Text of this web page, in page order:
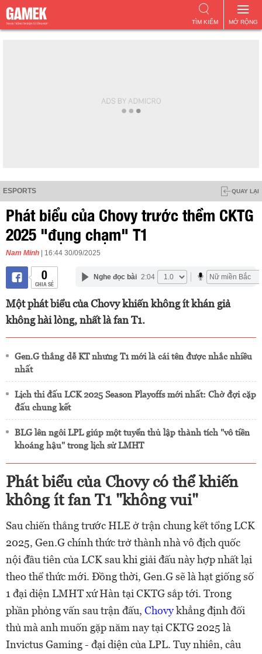
MỞ RỘNG
TÌM KIẾM
ESPORTS QUAY LẠI
Phát biểu của Chovy trước thềm CKTG
2025 "đụng chạm" T1
Nam Minh | 16:44 30/09/2025
0
CHIA SẺ
Nghe đọc bài 2:04
Một phát biểu của Chovy khiến không ít khán giả
không hài lòng, nhất là fan T1.
Gen.G thắng dễ KT nhưng T1 mới là cái tên được nhắc nhiều
nhất
Lịch thi đấu LCK 2025 Season Playoffs mới nhất: Chờ đợi cặp
đấu chung kết
BLG lên ngôi LPL giúp một tuyển thủ lập thành tích "vô tiền
khoáng hậu" trong lịch sử LMHT
Phát biểu của Chovy có thể khiến
không ít fan T1 "không vui"
Sau chiến thắng trước HLE ở trận chung kết tổng LCK
2025, Gen.G chính thức trở thành nhà vô địch quốc
nội đầu tiên của LCK sau khi giải đấu này hợp nhất lại
theo thể thức mới. Đồng thời, Gen.G sẽ là hạt giống số
1 đại diện LMHT xứ Hàn tại CKTG sắp tới. Trong
phần phỏng vấn sau trận đấu, Chovykhẳng định đối
thủ mà anh muốn gặp năm nay tại CKTG 2025 là
Invictus Gaming - đại diện của LPL. Tuy nhiên, câu